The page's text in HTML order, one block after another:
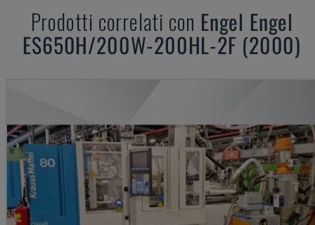
Prodotti correlati con Engel Engel
ES650H/200W-200HL-2F (2000)